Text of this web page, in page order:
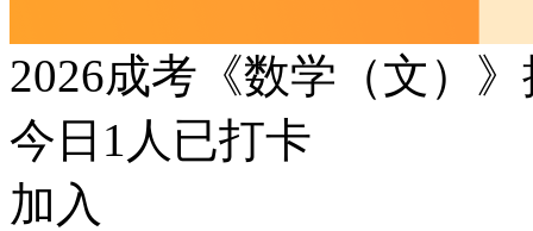
2026成考《数学（文）
今日 1 人已打卡
加入